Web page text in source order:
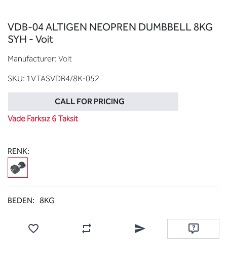
VDB-04 ALTIGEN NEOPREN DUMBBELL 8KG
SYH - Voit
Manufacturer: Voit
SKU: 1VTASVDB4/8K-052
CALL FOR PRICING
Vade Farksız 6 Taksit
RENK:
BEDEN: 8KG
Add to wishlist Add to compare listEmail a friend Ask